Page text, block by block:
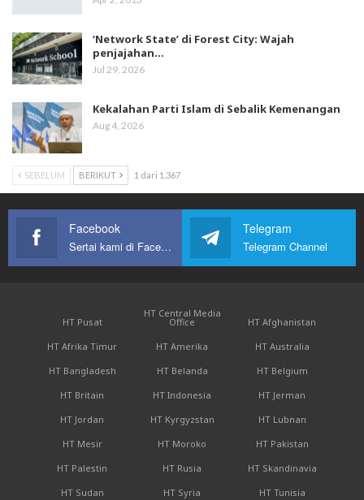
‘Network State’ di Forest City: Wajah
penjajahan…
Jul 29, 2026
Kekalahan Parti Islam di Sebalik Kemenangan
Aug 4, 2026
SEBELUM BERIKUT 1 dari 1,367
Facebook
Sertai kami di Facebook
Telegram
Telegram Channel
HT Pusat
HT Central Media
Office
HT Afghanistan
HT Afrika Timur
HT Amerika
HT Australia
HT Bangladesh
HT Belanda
HT Belgium
HT Britain
HT Indonesia
HT Jerman
HT Jordan
HT Kyrgyzstan
HT Lubnan
HT Mesir
HT Moroko
HT Pakistan
HT Palestin
HT Rusia
HT Skandinavia
HT Sudan
HT Syria HT Tunisia